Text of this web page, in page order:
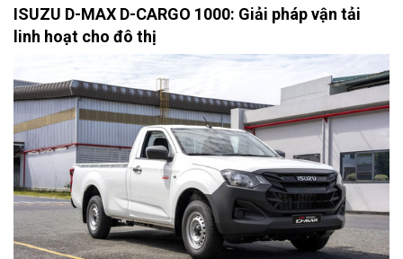
ISUZU D-MAX D-CARGO 1000: Giải pháp vận tải
linh hoạt cho đô thị